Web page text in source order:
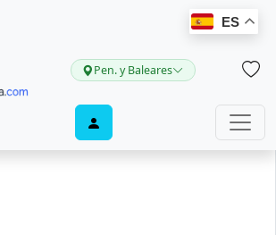
ES
Pen. y Baleares